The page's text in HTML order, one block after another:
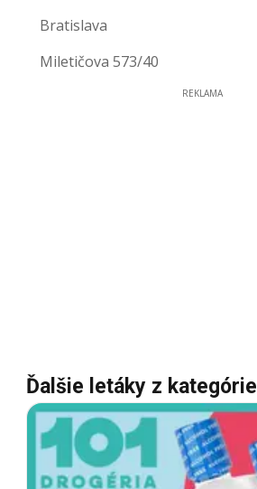
Bratislava
Miletičova 573/40
REKLAMA
Ďalšie letáky z kategórie